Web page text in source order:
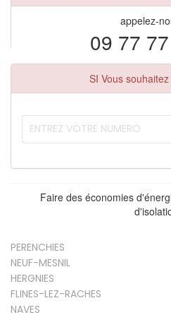
appelez-
09 77
SI Vous
Faire des économies
PERENCHIES
NEUF-MESNIL
HERGNIES
FLINES-LEZ-RACHES
NAVES